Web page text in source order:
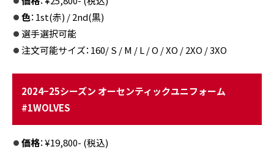
色：1st(赤) / 2nd(黒)
選手選択可能
注文可能サイズ：160/ S / M / L / O / XO / 2XO / 3XO
2024−25シーズン オーセンティックユニフォーム
#1WOLVES
価格：¥19,800- (税込)